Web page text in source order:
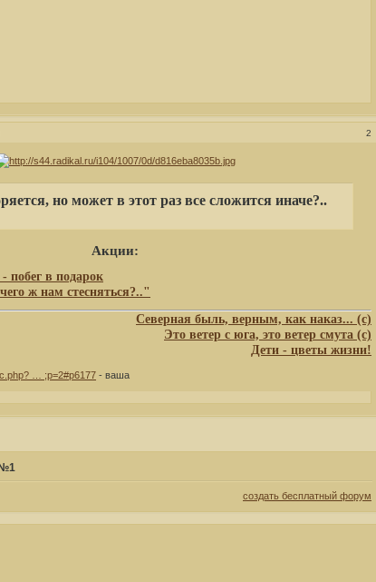
2
но может в этот раз все сложится иначе?..
Акции:
побег в подарок
ж нам стесняться?.."
Северная быль, верным, как наказ... (с)
Это ветер с юга, это ветер смута (с)
Дети - цветы жизни!
… ;p=2#p6177 - ваша
создать бесплатный форум